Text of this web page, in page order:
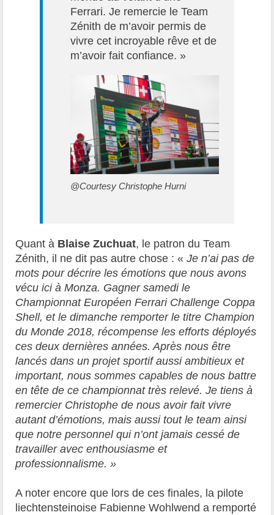
Ferrari. Je remercie le Team
Zénith de m’avoir permis de
vivre cet incroyable rêve et de
m’avoir fait confiance. »
@Courtesy Christophe Hurni
Quant à Blaise Zuchuat, le patron du Team
Zénith, il ne dit pas autre chose : «Je n’ai pas de
mots pour décrire les émotions que nous avons
vécu ici à Monza. Gagner samedi le
Championnat Européen Ferrari Challenge Coppa
Shell, et le dimanche remporter le titre Champion
du Monde 2018, récompense les efforts déployés
ces deux dernières années. Après nous être
lancés dans un projet sportif aussi ambitieux et
important, nous sommes capables de nous battre
en tête de ce championnat très relevé. Je tiens à
remercier Christophe de nous avoir fait vivre
autant d’émotions, mais aussi tout le team ainsi
que notre personnel qui n’ont jamais cessé de
travailler avec enthousiasme et
professionnalisme. »
A noter encore que lors de ces finales, la pilote
liechtensteinoise Fabienne Wohlwend a remporté